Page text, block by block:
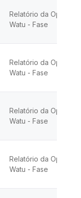
Relatório da
Watu - Fase
Relatório da
Watu - Fase
Relatório da
Watu - Fase
Relatório da
Watu - Fase